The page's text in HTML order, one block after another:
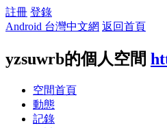
註冊 登錄
Android 台灣中文網 返回首頁
yzsuwrb的個人空間
空間首頁
動態
記錄